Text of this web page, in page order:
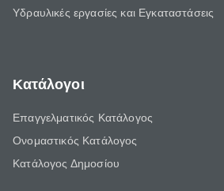
Υδραυλικές εργασίες και Εγκαταστάσεις
Κατάλογοι
Επαγγελματικός Κατάλογος
Ονομαστικός Κατάλογος
Κατάλογος Δημοσίου